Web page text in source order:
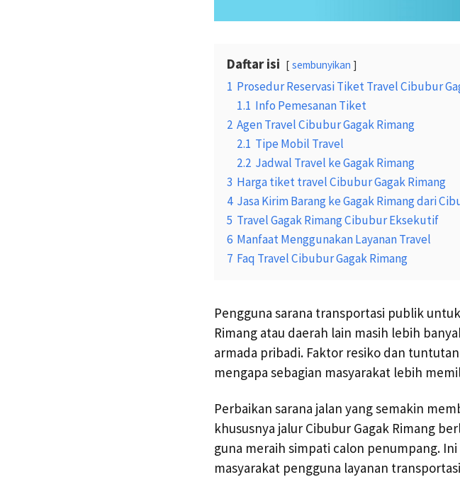
Daftar isi sembunyikan
1 Prosedur Reservasi Tiket Travel Cibubur
1.1 Info Pemesanan Tiket
2 Agen Travel Cibubur Gagak Rimang
2.1 Tipe Mobil Travel
2.2 Jadwal Travel ke Gagak Rimang
3 Harga tiket travel Cibubur Gagak Rimang
4 Jasa Kirim Barang ke Gagak Rimang dari
5 Travel Gagak Rimang Cibubur Eksekutif
6 Manfaat Menggunakan Layanan Travel
7 Faq Travel Cibubur Gagak Rimang
Pengguna sarana transportasi publik
Rimang atau daerah lain masih lebih
armada pribadi. Faktor resiko dan
mengapa sebagian masyarakat lebih
Perbaikan sarana jalan yang semakin
khususnya jalur Cibubur Gagak Rimang
guna meraih simpati calon penumpang.
masyarakat pengguna layanan